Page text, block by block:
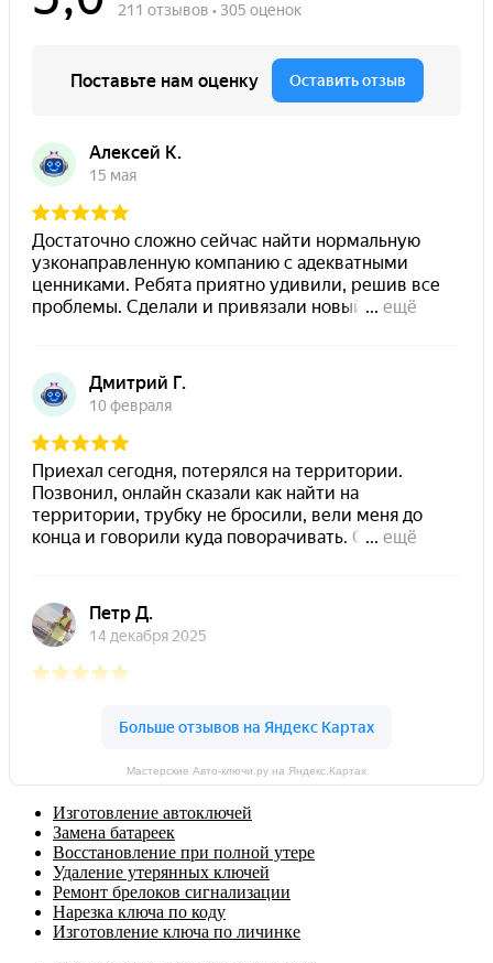
Мастерские Авто-ключи.ру на Яндекс.Картах
Изготовление автоключей
Замена батареек
Восстановление при полной утере
Удаление утерянных ключей
Ремонт брелоков сигнализации
Нарезка ключа по коду
Изготовление ключа по личинке